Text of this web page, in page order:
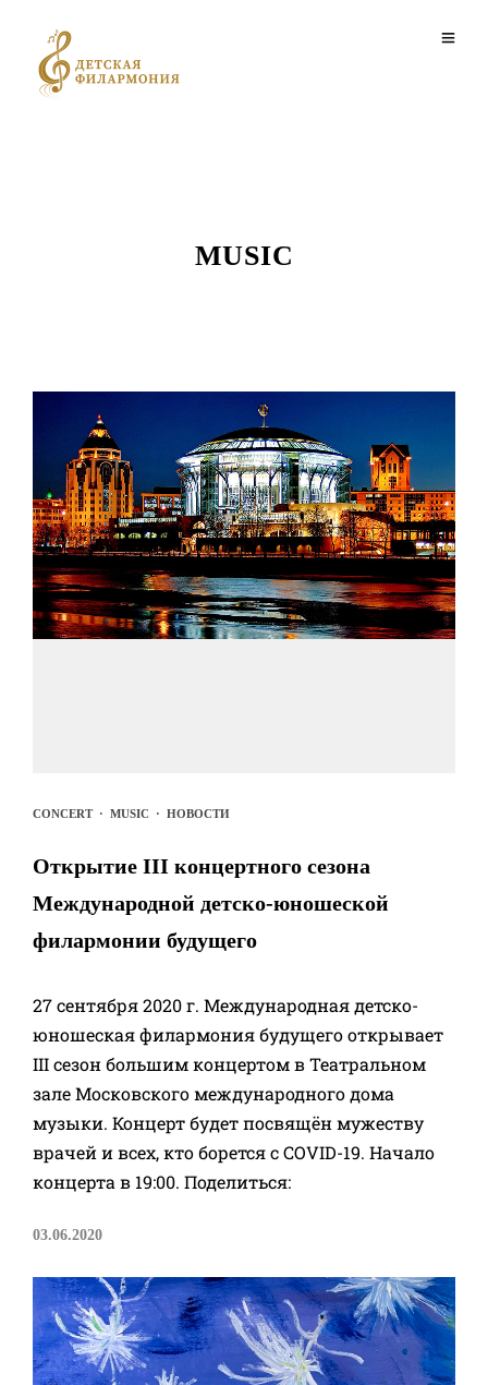
MUSIC
CONCERT· MUSIC · НОВОСТИ
Открытие III концертного сезона
Международной детско-юношеской
филармонии будущего
27 сентября 2020 г. Международная детско-
юношеская филармония будущего открывает
III сезон большим концертом в Театральном
зале Московского международного дома
музыки. Концерт будет посвящён мужеству
врачей и всех, кто борется с COVID-19. Начало
концерта в 19:00. Поделиться:
03.06.2020